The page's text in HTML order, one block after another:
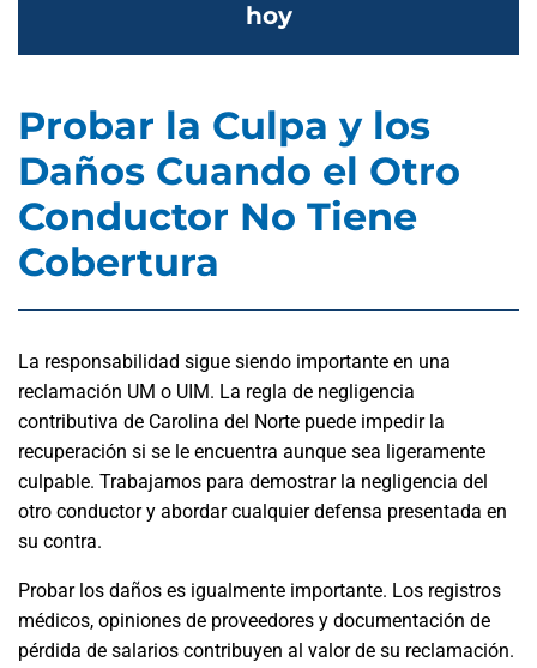
hoy
Probar la Culpa y los
Daños Cuando el Otro
Conductor No Tiene
Cobertura
La responsabilidad sigue siendo importante en una
reclamación UM o UIM. La regla de negligencia
contributiva de Carolina del Norte puede impedir la
recuperación si se le encuentra aunque sea ligeramente
culpable. Trabajamos para demostrar la negligencia del
otro conductor y abordar cualquier defensa presentada en
su contra.
Probar los daños es igualmente importante. Los registros
médicos, opiniones de proveedores y documentación de
pérdida de salarios contribuyen al valor de su reclamación.